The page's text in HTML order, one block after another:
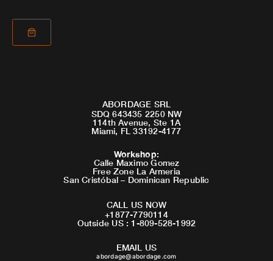
ABORDAGE SRL
SDQ 643435 2250 NW
114th Avenue, Ste 1A
Miami, FL 33192-4177
Workshop:
Calle Maximo Gomez
Free Zone La Armeria
San Cristóbal – Dominican Republic
CALL US NOW
+1877-7790114
Outside US : 1-809-528-1992
EMAIL US
abordage@abordage.com